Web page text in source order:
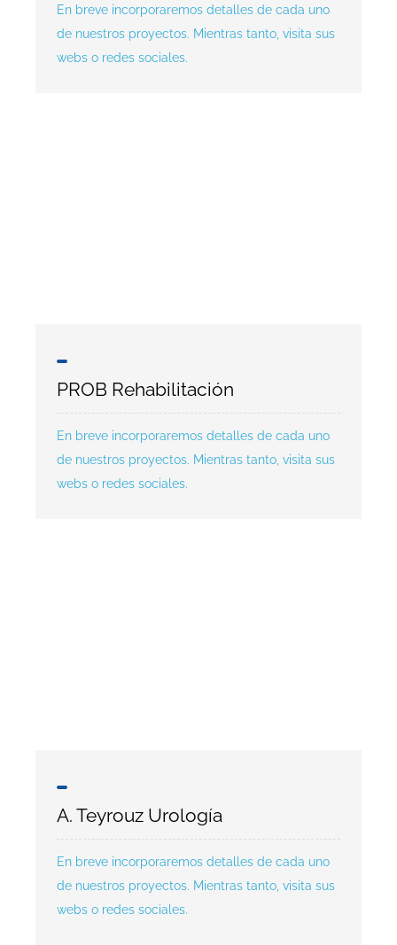
En breve incorporaremos detalles de cada uno
de nuestros proyectos. Mientras tanto, visita sus
webs o redes sociales.
PROB Rehabilitación
En breve incorporaremos detalles de cada uno
de nuestros proyectos. Mientras tanto, visita sus
webs o redes sociales.
A. Teyrouz Urología
En breve incorporaremos detalles de cada uno
de nuestros proyectos. Mientras tanto, visita sus
webs o redes sociales.